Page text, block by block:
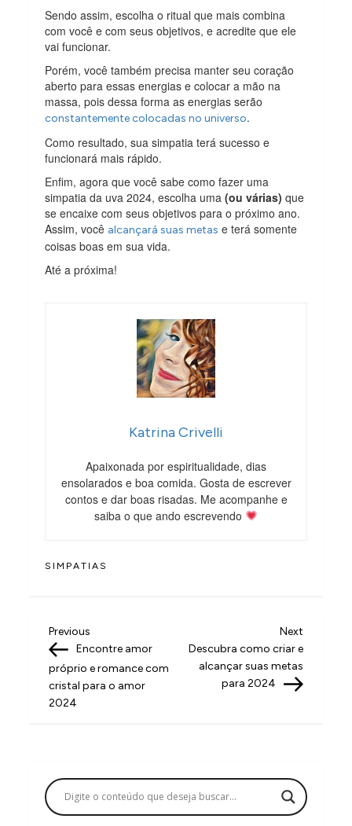
Sendo assim, escolha o ritual que mais combina
com você e com seus objetivos, e acredite que ele
vai funcionar.
Porém, você também precisa manter seu coração
aberto para essas energias e colocar a mão na
massa, pois dessa forma as energias serão
constantemente colocadas no universo.
Como resultado, sua simpatia terá sucesso e
funcionará mais rápido.
Enfim, agora que você sabe como fazer uma
simpatia da uva 2024, escolha uma(ou várias) que
se encaixe com seus objetivos para o próximo ano.
Assim, você alcançará suas metas e terá somente
coisas boas em sua vida.
Até a próxima!
Katrina Crivelli
Apaixonada por espiritualidade, dias
ensolarados e boa comida. Gosta de escrever
contos e dar boas risadas. Me acompanhe e
saiba o que ando escrevendo
SIMPATIAS
N
a
v
e
ç
ã
Previous
Post
Previous
Encontre amor
próprio e romance com
cristal para o amor
2024
Next
Post
Next
Descubra como criar e
alcançar suas metas
para 2024